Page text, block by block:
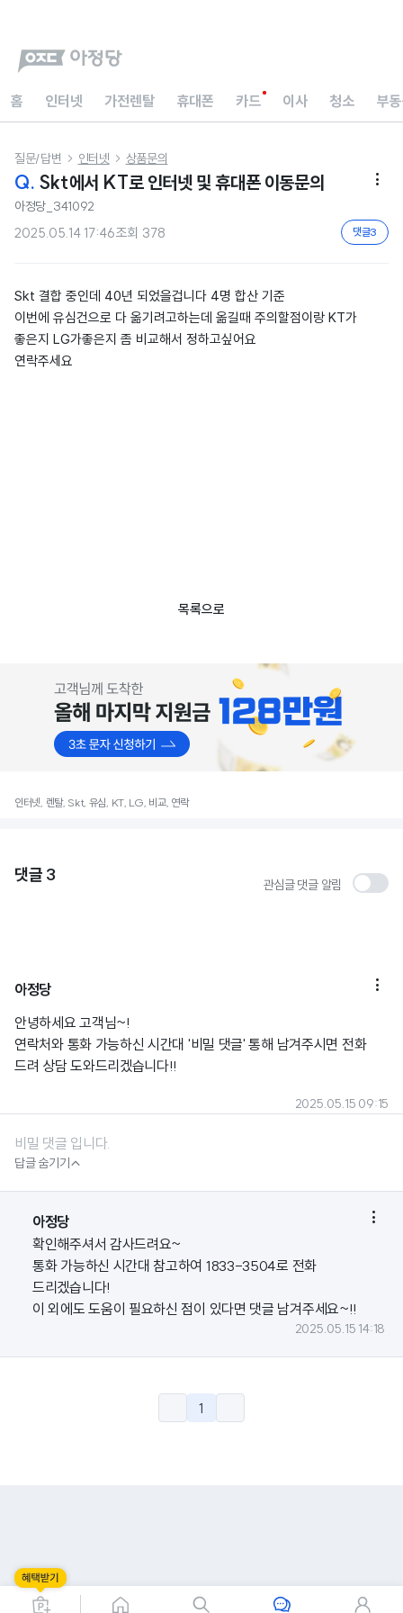
홈 인터넷 가전렌탈 휴대폰 카드 이사 청소 부
질문/답변  인터넷  상품문의
Q. Skt에서 KT로 인터넷 및 휴대폰 이동문의 
아정당_341092
2025.05.14 17:46조회 378 댓글3
Skt 결합 중인데 40년 되었을겁니다 4명 합산 기준
이번에 유심건으로 다 옮기려고하는데 옮길때 주의할점이랑 KT가
좋은지 LG가좋은지 좀 비교해서 정하고싶어요
연락주세요
목록으로
인터넷, 렌탈, Skt, 유심, KT, LG, 비교, 연락
댓글 3 관심글 댓글 알림
아정당 
안녕하세요 고객님~!
연락처와 통화 가능하신 시간대 '비밀 댓글' 통해 남겨주시면 전화
드려 상담 도와드리겠습니다!!
2025.05.15 09:15
비밀 댓글 입니다.
답글 숨기기
아정당 
확인해주셔서 감사드려요~
통화 가능하신 시간대 참고하여 1833-3504로 전화
드리겠습니다!
이 외에도 도움이 필요하신 점이 있다면 댓글 남겨주세요~!!
2025.05.15 14:18
1